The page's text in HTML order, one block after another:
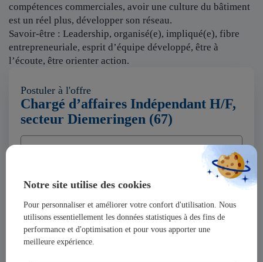
Notre site utilise des cookies
Pour personnaliser et améliorer votre confort d'utilisation. Nous
utilisons essentiellement les données statistiques à des fins de
performance et d'optimisation et pour vous apporter une
meilleure expérience.
compétences commerciales, avoir une culture du bâtiment
est un réel plus, développer son réseau.
Savoir-être : Leadership, organisé(e), impliqué(e), fibre
entrepreneuriale, esprit d’équipe développé, être à
l’écoute, être orienter action.
Postuler à l'offre
Chargé d’affaires Indépendant H/F,
secteur Diemeringen (67)
Prénom
Adresse